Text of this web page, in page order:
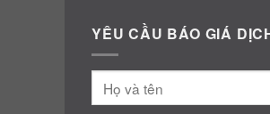
YÊU CẦU BÁO GIÁ